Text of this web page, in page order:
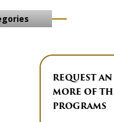
REQUEST
MORE OF
PROGRAMS